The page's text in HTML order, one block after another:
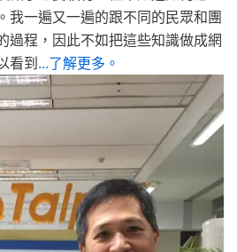
我一遍又一遍的跟不同的民眾和團
過程，因此不如把這些知識做成網
看到...了解更多。